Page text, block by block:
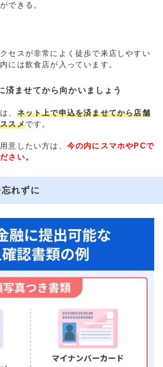
できる。
セスが非常によく徒歩で来店しやすい
には飲食店が入っています。
済ませてから向かいましょう
、 ネット上で申込を済ませてから店舗
スメです。
意したい方は、 今の内にスマホやPCで
さい。
忘れずに